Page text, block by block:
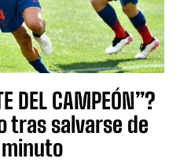
DEL CAMPEÓN”?
tras salvarse de